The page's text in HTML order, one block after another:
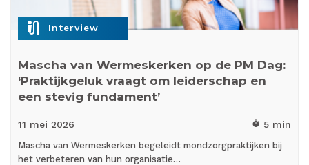
mic_external_on Interview
Mascha van Wermeskerken op de PM Dag:
‘Praktijkgeluk vraagt om leiderschap en
een stevig fundament’
11 mei 2026 timer 5 min
Mascha van Wermeskerken begeleidt mondzorgpraktijken bij
het verbeteren van hun organisatie…